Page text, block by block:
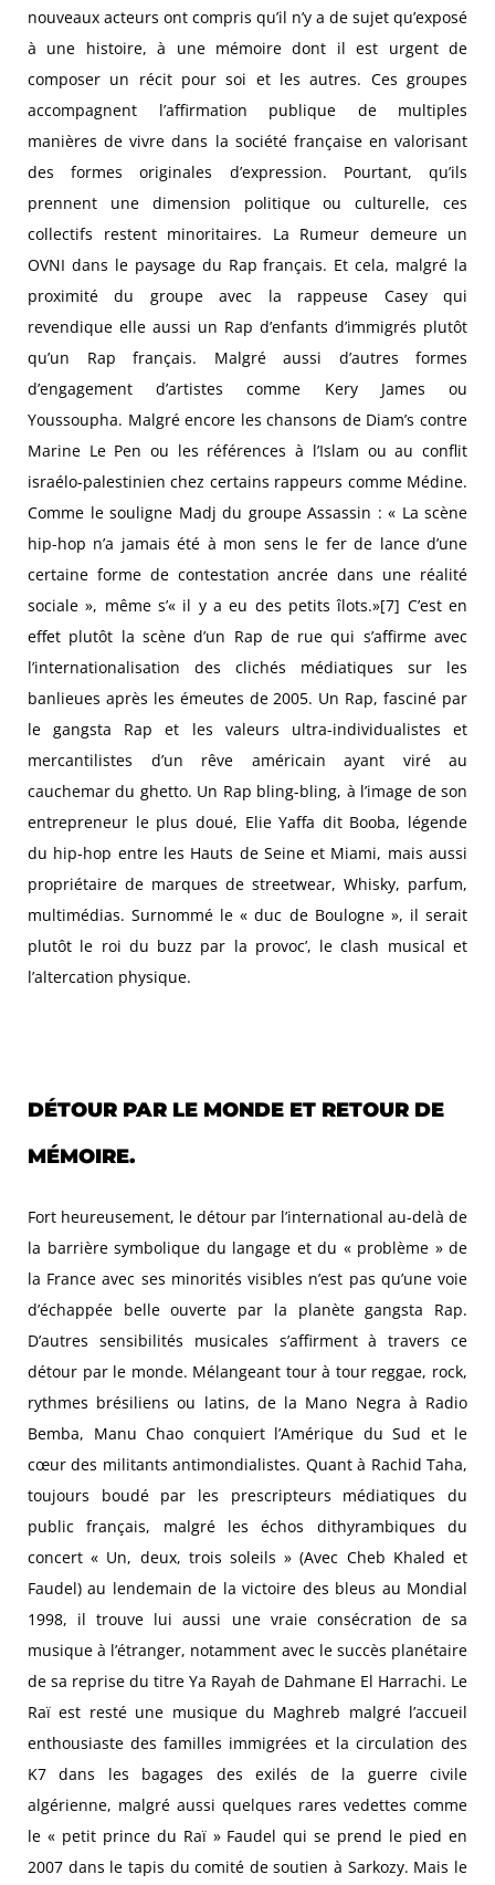
nouveaux acteurs ont compris qu’il n’y a de sujet qu’exposé
à une histoire, à une mémoire dont il est urgent de
composer un récit pour soi et les autres. Ces groupes
accompagnent l’affirmation publique de multiples
manières de vivre dans la société française en valorisant
des formes originales d’expression. Pourtant, qu’ils
prennent une dimension politique ou culturelle, ces
collectifs restent minoritaires. La Rumeur demeure un
OVNI dans le paysage du Rap français. Et cela, malgré la
proximité du groupe avec la rappeuse Casey qui
revendique elle aussi un Rap d’enfants d’immigrés plutôt
qu’un Rap français. Malgré aussi d’autres formes
d’engagement d’artistes comme Kery James ou
Youssoupha. Malgré encore les chansons de Diam’s contre
Marine Le Pen ou les références à l’Islam ou au conflit
israélo-palestinien chez certains rappeurs comme Médine.
Comme le souligne Madj du groupe Assassin : « La scène
hip-hop n’a jamais été à mon sens le fer de lance d’une
certaine forme de contestation ancrée dans une réalité
sociale », même s’« il y a eu des petits îlots.»[7] C’est en
effet plutôt la scène d’un Rap de rue qui s’affirme avec
l’internationalisation des clichés médiatiques sur les
banlieues après les émeutes de 2005. Un Rap, fasciné par
le gangsta Rap et les valeurs ultra-individualistes et
mercantilistes d’un rêve américain ayant viré au
cauchemar du ghetto. Un Rap bling-bling, à l’image de son
entrepreneur le plus doué, Elie Yaffa dit Booba, légende
du hip-hop entre les Hauts de Seine et Miami, mais aussi
propriétaire de marques de streetwear, Whisky, parfum,
multimédias. Surnommé le « duc de Boulogne », il serait
plutôt le roi du buzz par la provoc’, le clash musical et
l’altercation physique.
DÉTOUR PAR LE MONDE ET RETOUR DE
MÉMOIRE.
Fort heureusement, le détour par l’international au-delà de
la barrière symbolique du langage et du « problème » de
la France avec ses minorités visibles n’est pas qu’une voie
d’échappée belle ouverte par la planète gangsta Rap.
D’autres sensibilités musicales s’affirment à travers ce
détour par le monde. Mélangeant tour à tour reggae, rock,
rythmes brésiliens ou latins, de la Mano Negra à Radio
Bemba, Manu Chao conquiert l’Amérique du Sud et le
cœur des militants antimondialistes. Quant à Rachid Taha,
toujours boudé par les prescripteurs médiatiques du
public français, malgré les échos dithyrambiques du
concert « Un, deux, trois soleils » (Avec Cheb Khaled et
Faudel) au lendemain de la victoire des bleus au Mondial
1998, il trouve lui aussi une vraie consécration de sa
musique à l’étranger, notamment avec le succès planétaire
de sa reprise du titre Ya Rayah de Dahmane El Harrachi. Le
Raï est resté une musique du Maghreb malgré l’accueil
enthousiaste des familles immigrées et la circulation des
K7 dans les bagages des exilés de la guerre civile
algérienne, malgré aussi quelques rares vedettes comme
le « petit prince du Raï » Faudel qui se prend le pied en
2007 dans le tapis du comité de soutien à Sarkozy. Mais le